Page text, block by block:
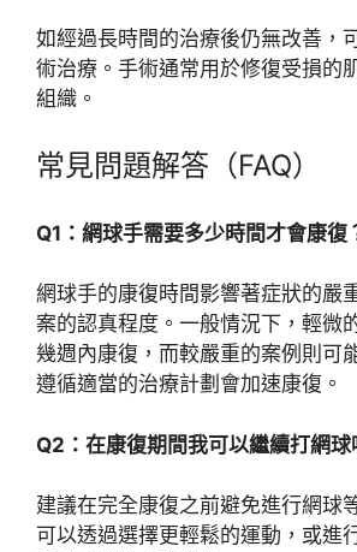
如經過長時間的治療後仍無改善，
術治療。手術通常用於修復受損的
組織。
常見問題解答（FAQ）
Q1：網球手需要多少時間才會康復
網球手的康復時間影響著症狀的嚴
案的認真程度。一般情況下，輕微
幾週內康復，而較嚴重的案例則可
遵循適當的治療計劃會加速康復。
Q2：在康復期間我可以繼續打網球
建議在完全康復之前避免進行網球
可以透過選擇更輕鬆的運動，或進